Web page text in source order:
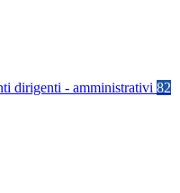
dirigenti - amministrativi 82